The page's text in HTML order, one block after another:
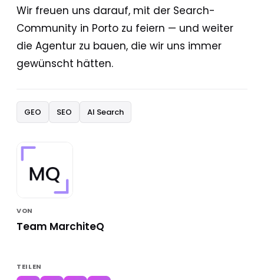
Wir freuen uns darauf, mit der Search-
Community in Porto zu feiern — und weiter
die Agentur zu bauen, die wir uns immer
gewünscht hätten.
GEO SEO AI Search
VON
Team MarchiteQ
TEILEN